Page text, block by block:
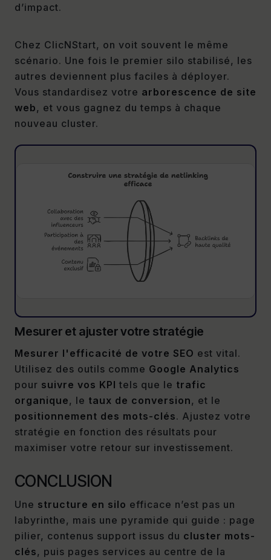
d’impact.
Chez ClicNStart, on voit souvent le même
scénario. Une fois le premier silo stabilisé, les
autres deviennent plus faciles à déployer.
Vous standardisez votre arborescence de site
web, et vous gagnez du temps à chaque
nouveau cluster.
Mesurer et ajuster votre stratégie
Mesurer l'efficacité de votre SEO est vital.
Utilisez des outils comme Google Analytics
pour suivre vos KPI tels que le trafic
organique, le taux de conversion, et le
positionnement des mots-clés. Ajustez votre
stratégie en fonction des résultats pour
maximiser votre retour sur investissement.
CONCLUSION
Une structure en silo efficace n’est pas un
labyrinthe, mais une pyramide qui guide : page
pilier, contenus support issus du cluster mots-
clés, puis pages services au centre de la